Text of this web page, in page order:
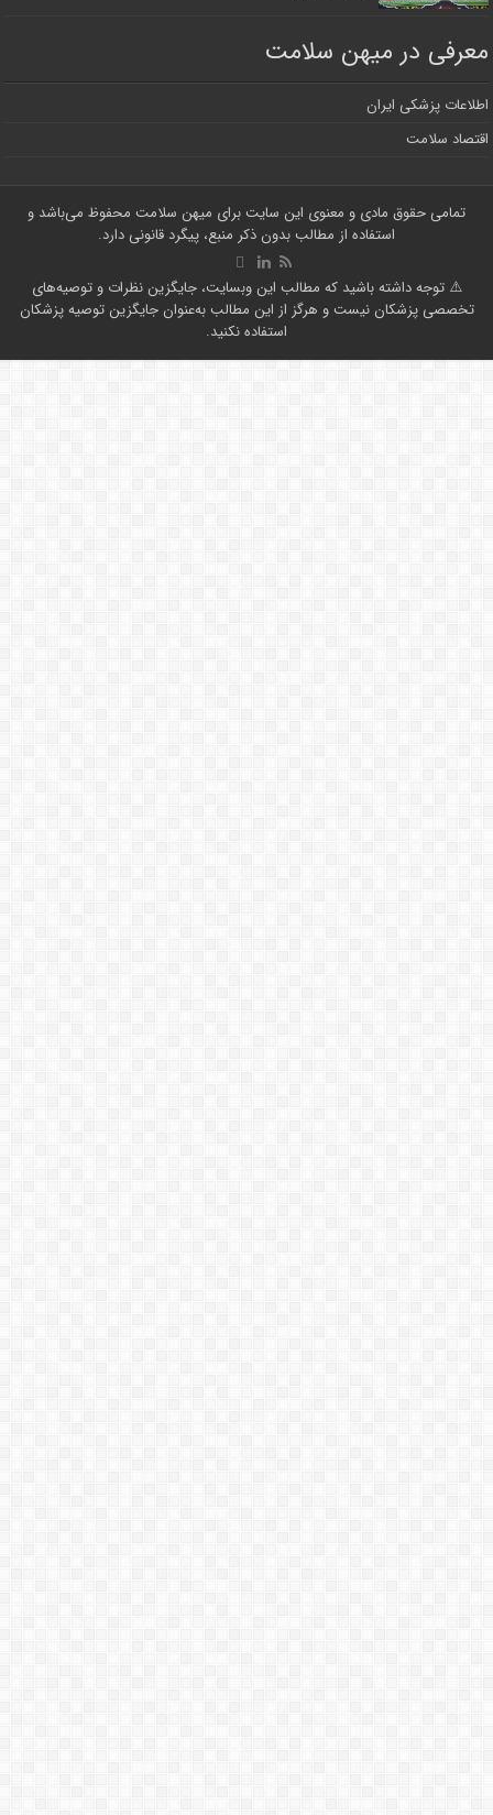
معرفی در میهن سلامت
اطلاعات پزشکی ایران
اقتصاد سلامت
تمامی حقوق مادی و معنوی این سایت برای میهن سلامت محفوظ می‌باشد و
استفاده از مطالب بدون ذکر منبع، پیگرد قانونی دارد.
⚠️ توجه داشته باشید که مطالب این وبسایت، جایگزین نظرات و توصیه‌های
تخصصی پزشکان نیست و هرگز از این مطالب به‌عنوان جایگزین توصیه پزشکان
استفاده نکنید.